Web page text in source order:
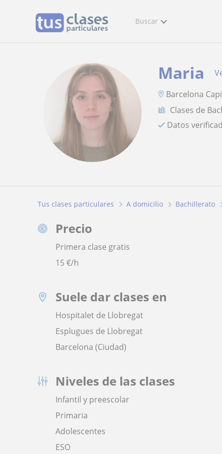
Buscar
Maria
Barcelona
Clases de
Datos
Tus clases particulares A domicilio Bachillerato
Precio
Primera clase gratis
15€/h
Suele dar clases en
Hospitalet de Llobregat
Esplugues de Llobregat
Barcelona (Ciudad)
Niveles de las clases
Infantil y preescolar
Primaria
Adolescentes
ESO